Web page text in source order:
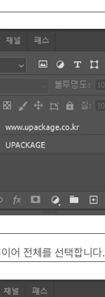
어 전체를 선택합니다.